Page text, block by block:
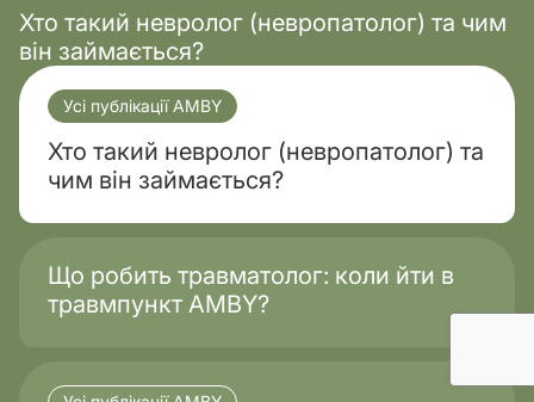
Хто такий невролог (невропатолог) та чим
він займається?
Усі публікації AMBY
Хто такий невролог (невропатолог) та
чим він займається?
Що робить травматолог: коли йти в
травмпункт AMBY?